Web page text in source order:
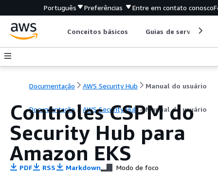
Português Preferências Entre em contato conosco
Conceitos básicos Guias de serviço
Documentação AWS Security Hub Manual do usuário
Documentação AWS Security Hub Manual do usuário
Controles CSPM do
Security Hub para
Amazon EKS
PDF RSS Markdown Modo de foco